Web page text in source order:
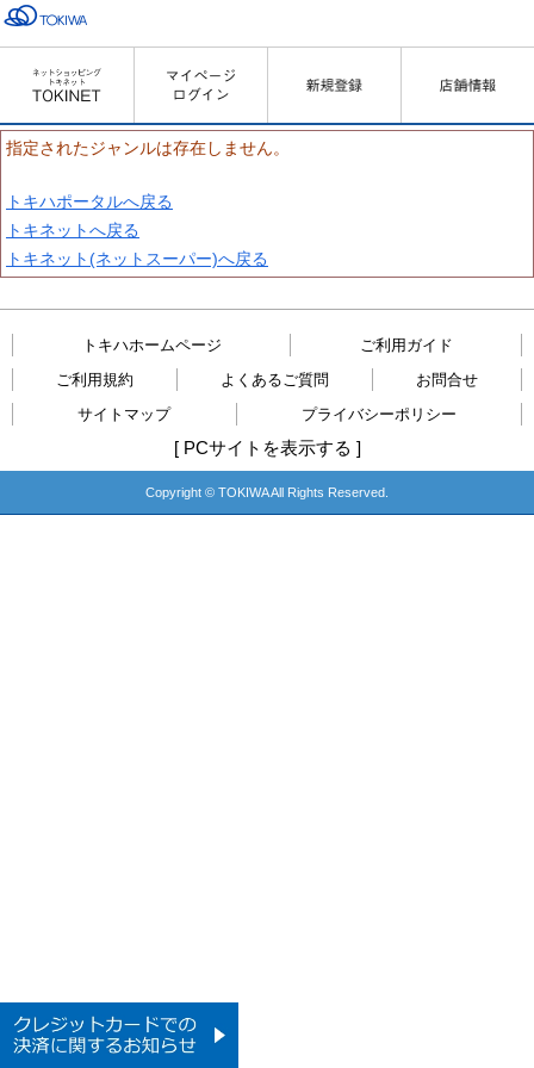
指定されたジャンルは存在しません。
トキハポータルへ戻る
トキネットへ戻る
トキネット(ネットスーパー)へ戻る
トキハホームページ
ご利用ガイド
ご利用規約
よくあるご質問
お問合せ
サイトマップ
プライバシーポリシー
[ PCサイトを表示する ]
Copyright © TOKIWA All Rights Reserved.